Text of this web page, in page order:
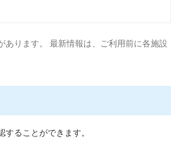
ります。 最新情報は、ご利用前に各施設
ることができます。